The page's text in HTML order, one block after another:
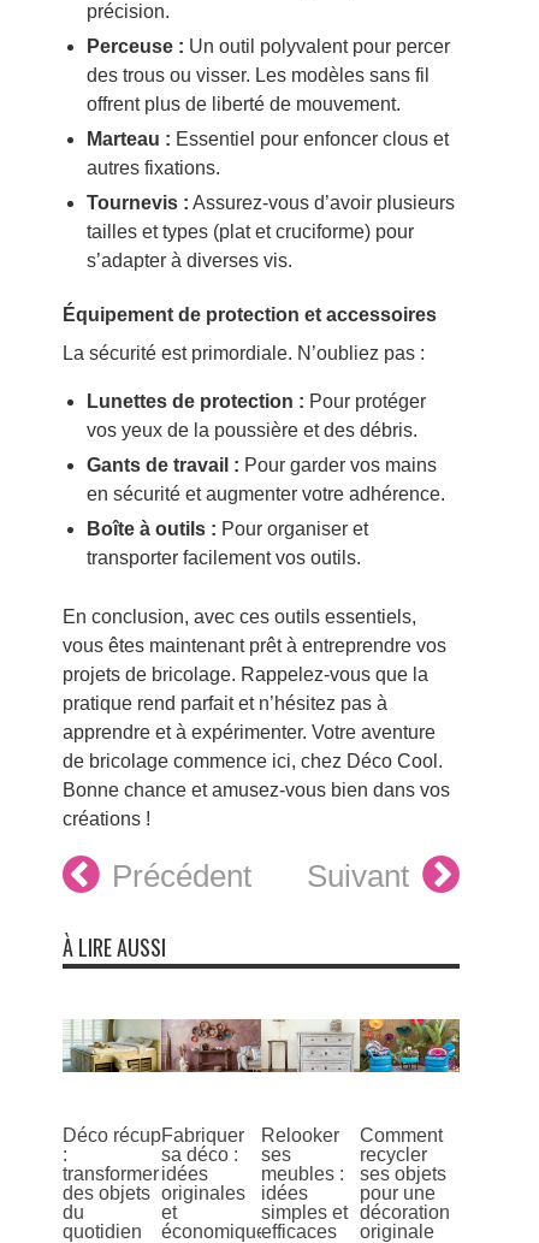
précision.
Perceuse : Un outil polyvalent pour percer
des trous ou visser. Les modèles sans fil
offrent plus de liberté de mouvement.
Marteau : Essentiel pour enfoncer clous et
autres fixations.
Tournevis : Assurez-vous d’avoir plusieurs
tailles et types (plat et cruciforme) pour
s’adapter à diverses vis.
Équipement de protection et accessoires
La sécurité est primordiale. N’oubliez pas :
Lunettes de protection : Pour protéger
vos yeux de la poussière et des débris.
Gants de travail : Pour garder vos mains
en sécurité et augmenter votre adhérence.
Boîte à outils : Pour organiser et
transporter facilement vos outils.
En conclusion, avec ces outils essentiels,
vous êtes maintenant prêt à entreprendre vos
projets de bricolage. Rappelez-vous que la
pratique rend parfait et n’hésitez pas à
apprendre et à expérimenter. Votre aventure
de bricolage commence ici, chez Déco Cool.
Bonne chance et amusez-vous bien dans vos
créations !
Précédent Suivant
À LIRE AUSSI
Déco récup
:
transformer
des objets
du
quotidien
Fabriquer
sa déco :
idées
originales
et
économiques
Relooker
ses
meubles :
idées
simples et
efficaces
Comment
recycler
ses objets
pour une
décoration
originale